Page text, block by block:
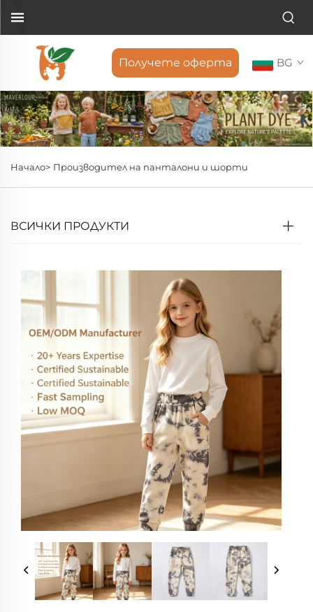
Получете оферта BG
Начало> Производител на панталони и шорти
ВСИЧКИ ПРОДУКТИ